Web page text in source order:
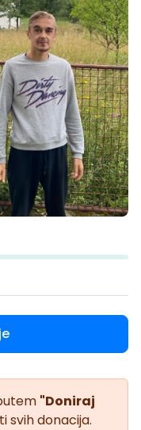
"Doniraj
svih donacija.